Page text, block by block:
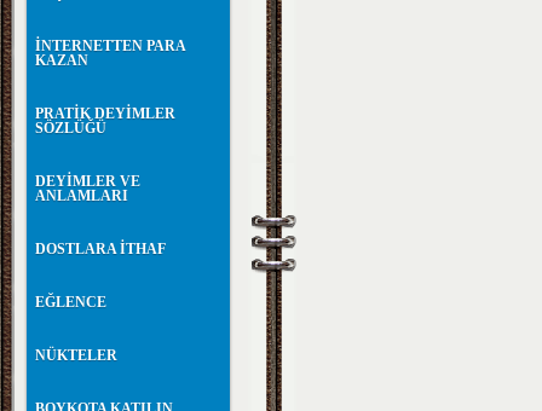
İNTERNETTEN PARA
KAZAN
PRATİK DEYİMLER
SÖZLÜĞÜ
DEYİMLER VE
ANLAMLARI
DOSTLARA İTHAF
EĞLENCE
NÜKTELER